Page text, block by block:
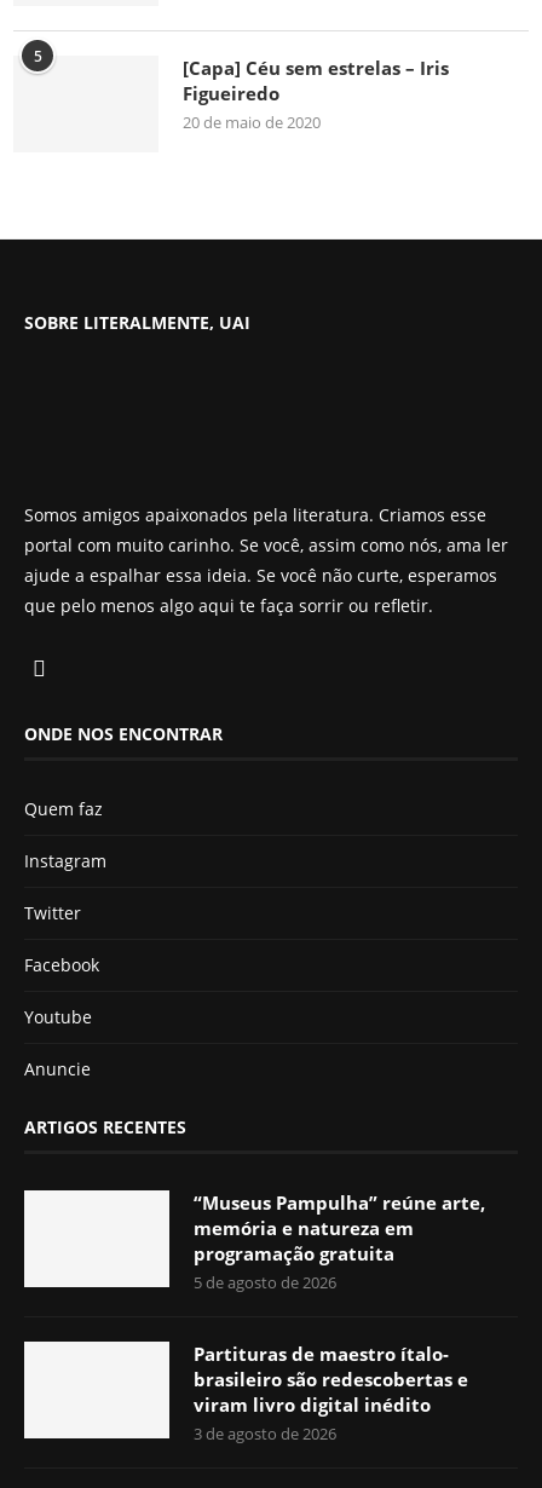
5
[Capa] Céu sem estrelas – Iris
Figueiredo
20 de maio de 2020
SOBRE LITERALMENTE, UAI
Somos amigos apaixonados pela literatura. Criamos esse
portal com muito carinho. Se você, assim como nós, ama ler
ajude a espalhar essa ideia. Se você não curte, esperamos
que pelo menos algo aqui te faça sorrir ou refletir.
ONDE NOS ENCONTRAR
Quem faz
Instagram
Twitter
Facebook
Youtube
Anuncie
ARTIGOS RECENTES
“Museus Pampulha” reúne arte,
memória e natureza em
programação gratuita
5 de agosto de 2026
Partituras de maestro ítalo-
brasileiro são redescobertas e
viram livro digital inédito
3 de agosto de 2026